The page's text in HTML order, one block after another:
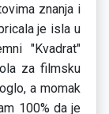
znanja i
je isla u
"Kvadrat"
za filmsku
a momak
100% da je